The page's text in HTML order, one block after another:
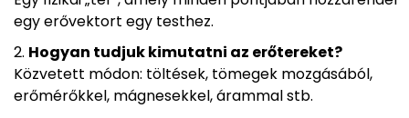
egy erővektort egy testhez.
Hogyan tudjuk kimutatni az erőtereket?
Közvetett módon: töltések, tömegek mozgásából,
erőmérőkkel, mágnesekkel, árammal stb.